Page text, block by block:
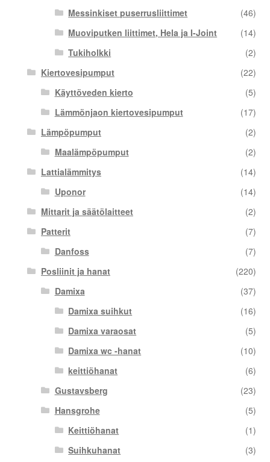
Messinkiset puserrusliittimet
(46)
Muoviputken liittimet, Hela ja I-Joint
(14)
Tukiholkki
(2)
Kiertovesipumput
(22)
Käyttöveden kierto
(5)
Lämmönjaon kiertovesipumput
(17)
Lämpöpumput
(2)
Maalämpöpumput
(2)
Lattialämmitys
(14)
Uponor
(14)
Mittarit ja säätölaitteet
(2)
Patterit
(7)
Danfoss
(7)
Posliinit ja hanat
(220)
Damixa
(37)
Damixa suihkut
(16)
Damixa varaosat
(5)
Damixa wc -hanat
(10)
keittiöhanat
(6)
Gustavsberg
(23)
Hansgrohe
(5)
Keittiöhanat
(1)
Suihkuhanat
(3)